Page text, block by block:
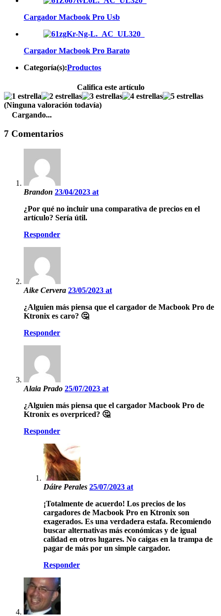
Cargador Macbook Pro Usb
Cargador Macbook Pro Barato
Categoría(s):Productos
Califica este artículo
(Ninguna valoración todavía)
Cargando...
7 Comentarios
Brandon 23/04/2023 at
¿Por qué no incluir una comparativa de precios en el
artículo? Sería útil.
Responder
Aike Cervera 23/05/2023 at
¿Alguien más piensa que el cargador de Macbook Pro de
Ktronix es caro? 🤔
Responder
Alaia Prado 25/07/2023 at
¿Alguien más piensa que el cargador Macbook Pro de
Ktronix es overpriced? 🤔
Responder
Dáire Perales 25/07/2023 at
¡Totalmente de acuerdo! Los precios de los
cargadores de Macbook Pro en Ktronix son
exagerados. Es una verdadera estafa. Recomiendo
buscar alternativas más económicas y de igual
calidad en otros lugares. No caigas en la trampa de
pagar de más por un simple cargador.
Responder